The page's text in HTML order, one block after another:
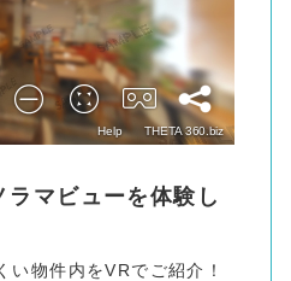
マビューを体験し
い物件内をVRでご紹介！